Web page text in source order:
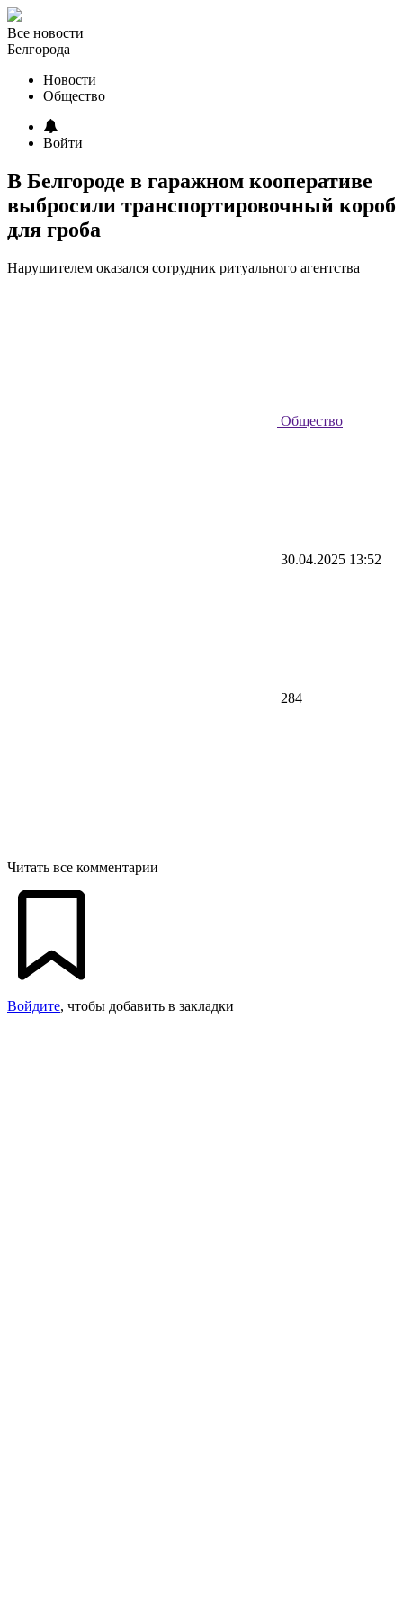
Все новости
Белгорода
Новости
Общество
Войти
В Белгороде в гаражном кооперативе
выбросили транспортировочный короб
для гроба
Нарушителем оказался сотрудник ритуального агентства
Общество
30.04.2025 13:52
284
Читать все комментарии
Войдите, чтобы добавить в закладки